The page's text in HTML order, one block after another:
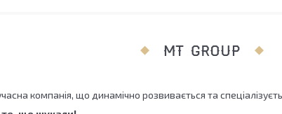
MT GROUP
компанія, що динамічно розвивається та